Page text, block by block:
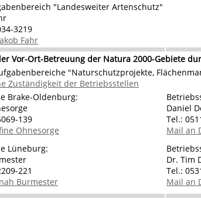
"Landesweiter Artenschutz"
3219
Fahr
Vor-Ort-Betreuung der Natura 2000-Gebiete
"Naturschutzprojekte,
Zuständigkeit der Betriebsstellen
Brake-Oldenburg:
139
Ohnesorge
Daniel
Tel.:
Mail an
Lüneburg:
221
Burmester
Dr. Tim
Tel.:
Mail an